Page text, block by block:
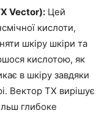
Vector): Цей
кислоти,
шкіру шкіри та
кислотою, як
в шкіру завдяки
Вектор TX вирішує
глибоке